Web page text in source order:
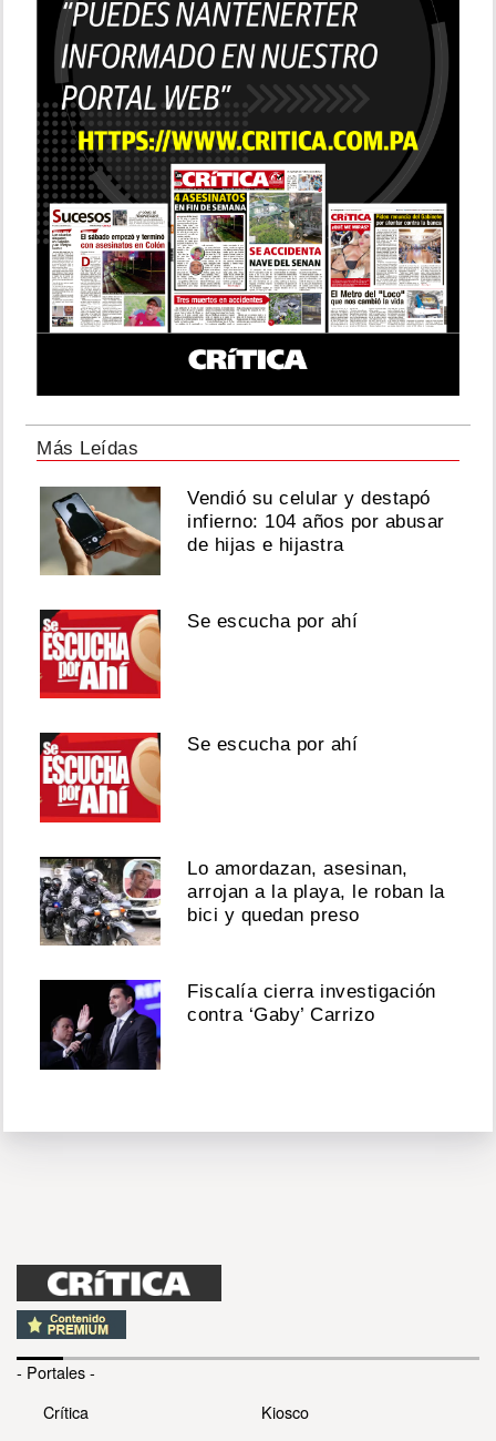
Más Leídas
Vendió su celular y destapó
infierno: 104 años por abusar
de hijas e hijastra
Se escucha por ahí
Se escucha por ahí
Lo amordazan, asesinan,
arrojan a la playa, le roban la
bici y quedan preso
Fiscalía cierra investigación
contra ‘Gaby’ Carrizo
- Portales -
Crítica
Kiosco